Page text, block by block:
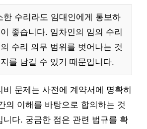
한 수리라도 임대인에게 통보하
좋습니다. 임차인의 임의 수리
수리 의무 범위를 벗어나는 것
를 남길 수 있기 때문입니다.
비 문제는 사전에 계약서에 명확히
의 이해를 바탕으로 합의하는 것
니다. 궁금한 점은 관련 법규를 확